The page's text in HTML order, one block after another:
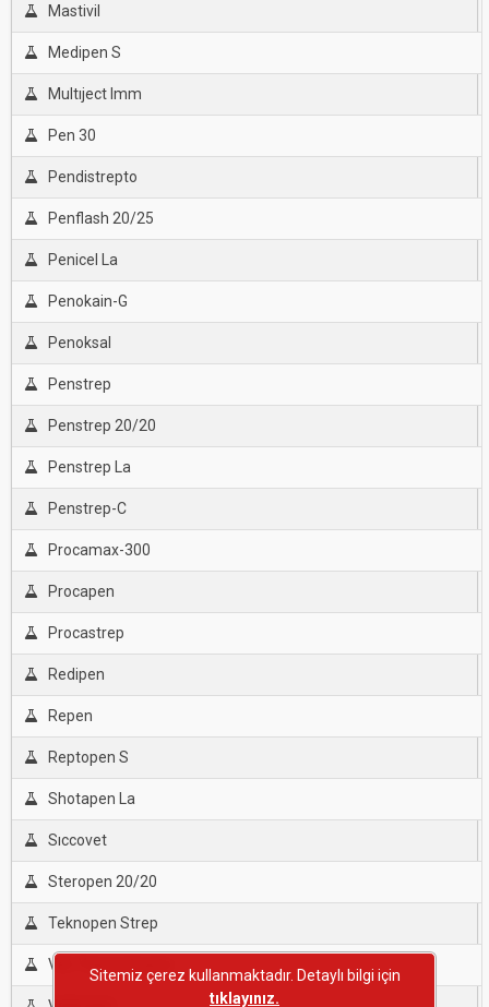
Mastivil
Medipen S
Multıject Imm
Pen 30
Pendistrepto
Penflash 20/25
Penicel La
Penokain-G
Penoksal
Penstrep
Penstrep 20/20
Penstrep La
Penstrep-C
Procamax-300
Procapen
Procastrep
Redipen
Repen
Reptopen S
Shotapen La
Sıccovet
Steropen 20/20
Teknopen Strep
Vet-Yzpenstrepto
Sitemiz çerez kullanmaktadır. Detaylı bilgi için
tıklayınız.